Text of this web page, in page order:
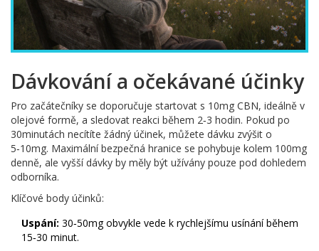
Dávkování a očekávané účinky
Pro začátečníky se doporučuje startovat s 10mg CBN, ideálně v
olejové formě, a sledovat reakci během 2‑3 hodin. Pokud po
30minutách necítíte žádný účinek, můžete dávku zvýšit o
5‑10mg. Maximální bezpečná hranice se pohybuje kolem 100mg
denně, ale vyšší dávky by měly být užívány pouze pod dohledem
odborníka.
Klíčové body účinků:
Uspání: 30‑50mg obvykle vede k rychlejšímu usínání během
15‑30 minut.